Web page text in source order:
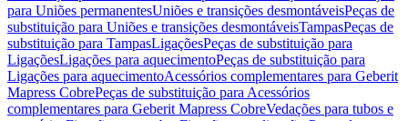
para Uniões permanentesUniões e transições desmontáveisPeças de
substituição para Uniões e transições desmontáveisTampasPeças de
substituição para TampasLigaçõesPeças de substituição para
LigaçõesLigações para aquecimentoPeças de substituição para
Ligações para aquecimentoAcessórios complementares para Geberit
Mapress CobrePeças de substituição para Acessórios
complementares para Geberit Mapress CobreVedações para tubos e